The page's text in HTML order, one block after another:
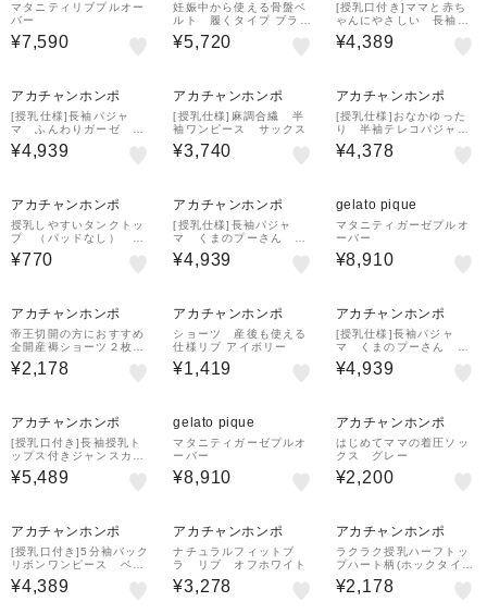
マタニティリブプルオー
バー
¥7,590
妊娠中から使える骨盤ベ
ルト 履くタイプ ブラッ
ク
¥5,720
[授乳口付き]ママと赤ち
ゃんにやさしい 長袖パ
ジャマ 無地 ブラウン
¥4,389
アカチャンホンポ
[授乳仕様]長袖パジャ
マ ふんわりガーゼ オ
フホワイト
¥4,939
アカチャンホンポ
[授乳仕様]麻調合繊 半
袖ワンピース サックス
¥3,740
アカチャンホンポ
[授乳仕様]おなかゆった
り 半袖テレコパジャ
マ ネイビー
¥4,378
アカチャンホンポ
授乳しやすいタンクトッ
プ （パッドなし） ブ
ラック
¥770
アカチャンホンポ
[授乳仕様]長袖パジャ
マ くまのプーさん ク
リーム
¥4,939
gelato pique
マタニティガーゼプルオ
ーバー
¥8,910
アカチャンホンポ
帝王切開の方におすすめ
全開産褥ショーツ２枚
組 チャコールグレー
¥2,178
アカチャンホンポ
ショーツ 産後も使える
仕様リブ アイボリー
¥1,419
アカチャンホンポ
[授乳仕様]長袖パジャ
マ くまのプーさん ア
イボリー
¥4,939
アカチャンホンポ
[授乳口付き]長袖授乳ト
ップス付きジャンスカ
ブラウン
¥5,489
gelato pique
マタニティガーゼプルオ
ーバー
¥8,910
アカチャンホンポ
はじめてママの着圧ソッ
クス グレー
¥2,200
アカチャンホンポ
[授乳口付き]5分袖バック
リボンワンピース ベー
ジュ
¥4,389
アカチャンホンポ
ナチュラルフィットブ
ラ リブ オフホワイト
¥3,278
アカチャンホンポ
ラクラク授乳ハーフトッ
プハート柄(ホックタイ
プ)
¥2,178